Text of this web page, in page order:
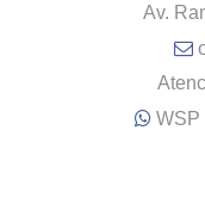
Av.
WSP